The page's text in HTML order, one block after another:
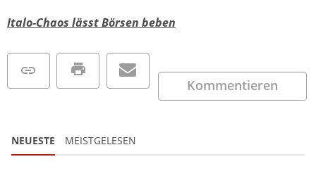
Italo-Chaos lässt Börsen beben
Kommentieren
NEUESTE MEISTGELESEN